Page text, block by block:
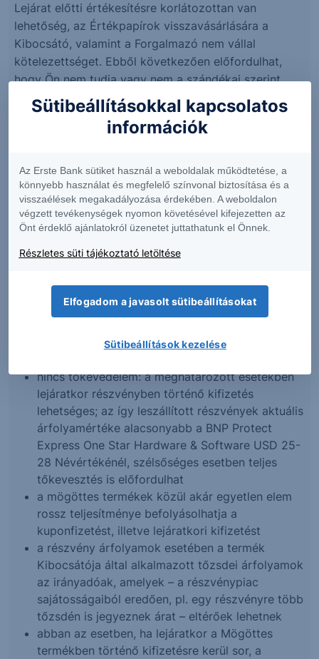
Lejárat előtti értékesítésre korlátozottan van
lehetőség, az Értékpapírok visszavásárlására a
Kibocsátó, valamint a Forgalmazó nem vállal
kötelezettséget. Ebből következően előfordulhat,
hogy Ön nem tudja vagy nem a szándékai szerint
tudja majd a futamidő alatt értékesíteni ezen
értékpapírjait.
Üzleti díjjegyzék tartalmazza. Tőzsdei értékesítés
esetén a díjakat a megbízott befektetési szolgáltató
hatályos Díjjegyzéke határozza meg.
irányadók
a lejáratkori érték kifizetéséért az Értékpapír
kötelezettséget, amennyiben fizetésképtelen,
nincs tőkevédelem: a meghatározott esetekben
lejáratkor részvényben történő kifizetés
lehetséges; az így leszállított részvények aktuális
árfolyamértéke alacsonyabb a BNP Protect
Express One Star Hardware & Software USD 25-
28 Névértékénél, szélsőséges esetben teljes
tőkevesztés is előfordulhat
a mögöttes termékek közül akár egyetlen elem
rossz teljesítménye befolyásolhatja a
kuponfizetést, illetve lejáratkori kifizetést
a részvény árfolyamok esetében a termék
Kibocsátója által alkalmazott tőzsdei árfolyamok
az irányadóak, amelyek – a részvénypiac
sajátosságaiból eredően, pl. egy részvényre több
tőzsdén is jegyeznek árat – eltérőek lehetnek
abban az esetben, ha lejáratkor a Mögöttes
termékben történő kifizetésre kerül sor, a
Sütibeállításokkal kapcsolatos
információk
Az Erste Bank sütiket használ a weboldalak működtetése, a
könnyebb használat és megfelelő színvonal biztosítása és a
visszaélések megakadályozása érdekében. A weboldalon
végzett tevékenységek nyomon követésével kifejezetten az
Önt érdeklő ajánlatokról üzenetet juttathatunk el Önnek.
Részletes süti tájékoztató letöltése
Elfogadom a javasolt sütibeállításokat
Sütibeállítások kezelése